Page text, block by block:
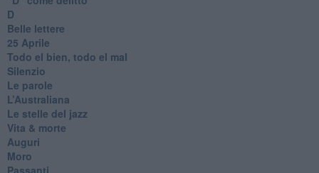
D
Belle lettere
25 Aprile
Todo el bien, todo el mal
Silenzio
Le parole
​L’Australiana
Le stelle del jazz
Vita & morte
Auguri
Moro
Passanti